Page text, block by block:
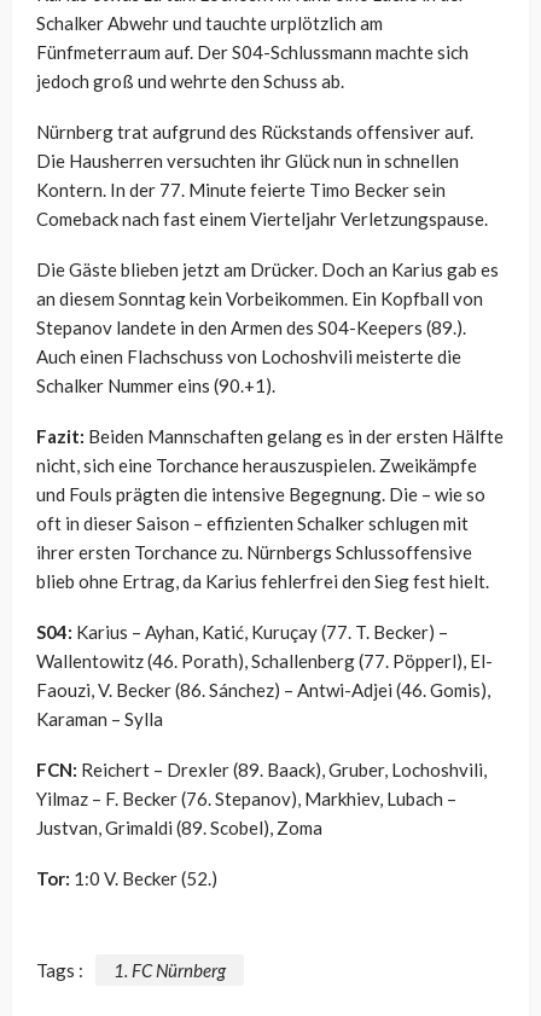
Schalker Abwehr und tauchte urplötzlich am
Fünfmeterraum auf. Der S04-Schlussmann machte sich
jedoch groß und wehrte den Schuss ab.
Nürnberg trat aufgrund des Rückstands offensiver auf.
Die Hausherren versuchten ihr Glück nun in schnellen
Kontern. In der 77. Minute feierte Timo Becker sein
Comeback nach fast einem Vierteljahr Verletzungspause.
Die Gäste blieben jetzt am Drücker. Doch an Karius gab es
an diesem Sonntag kein Vorbeikommen. Ein Kopfball von
Stepanov landete in den Armen des S04-Keepers (89.).
Auch einen Flachschuss von Lochoshvili meisterte die
Schalker Nummer eins (90.+1).
Fazit: Beiden Mannschaften gelang es in der ersten Hälfte
nicht, sich eine Torchance herauszuspielen. Zweikämpfe
und Fouls prägten die intensive Begegnung. Die – wie so
oft in dieser Saison – effizienten Schalker schlugen mit
ihrer ersten Torchance zu. Nürnbergs Schlussoffensive
blieb ohne Ertrag, da Karius fehlerfrei den Sieg fest hielt.
S04: Karius – Ayhan, Katić, Kuruçay (77. T. Becker) –
Wallentowitz (46. Porath), Schallenberg (77. Pöpperl), El-
Faouzi, V. Becker (86. Sánchez) – Antwi-Adjei (46. Gomis),
Karaman – Sylla
FCN: Reichert – Drexler (89. Baack), Gruber, Lochoshvili,
Yilmaz – F. Becker (76. Stepanov), Markhiev, Lubach –
Justvan, Grimaldi (89. Scobel), Zoma
Tor: 1:0 V. Becker (52.)
Tags : 1. FC Nürnberg